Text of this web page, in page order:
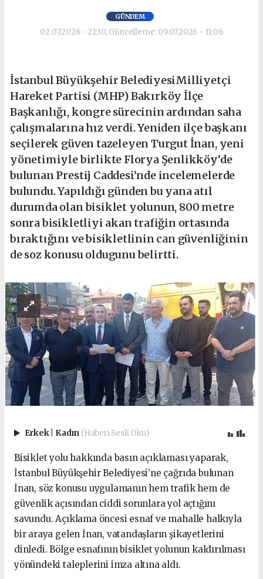
GÜNDEM
02.07.2026 - 21:30, Güncelleme: 09.07.2026 - 11:06
İstanbul Büyükşehir BelediyesiMilliyetçi
Hareket Partisi (MHP) Bakırköy İlçe
Başkanlığı, kongre sürecinin ardından saha
çalışmalarına hız verdi. Yeniden ilçe başkanı
seçilerek güven tazeleyen Turgut İnan, yeni
yönetimiyle birlikte Florya Şenlikköy’de
bulunan Prestij Caddesi’nde incelemelerde
bulundu. Yapıldığı günden bu yana atıl
durumda olan bisiklet yolunun, 800 metre
sonra bisikletliyi akan trafiğin ortasında
bıraktığını ve bisikletlinin can güvenliğinin
de soz konusu oldugunu belirtti.
Erkek Kadın (Haberi Sesli Oku)
Bisiklet yolu hakkında basın açıklaması yaparak,
İstanbul Büyükşehir Belediyesi’ne çağrıda bulunan
İnan, söz konusu uygulamanın hem trafik hem de
güvenlik açısından ciddi sorunlara yol açtığını
savundu. Açıklama öncesi esnaf ve mahalle halkıyla
bir araya gelen İnan, vatandaşların şikayetlerini
dinledi. Bölge esnafının bisiklet yolunun kaldırılması
yönündeki taleplerini imza altına aldı.